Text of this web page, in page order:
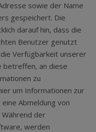
sowie der Name
gespeichert. Die
darauf hin, dass die
Benutzer genutzt
Verfügbarkeit unserer
betreffen, an diese
zu
um Informationen zur
Abmeldung von
Während der
werden